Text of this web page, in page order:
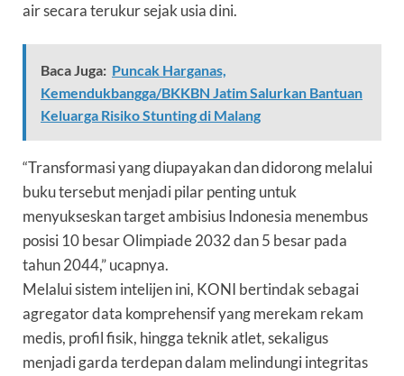
air secara terukur sejak usia dini.
Baca Juga: Puncak Harganas,
Kemendukbangga/BKKBN Jatim Salurkan Bantuan
Keluarga Risiko Stunting di Malang
“Transformasi yang diupayakan dan didorong melalui
buku tersebut menjadi pilar penting untuk
menyukseskan target ambisius Indonesia menembus
posisi 10 besar Olimpiade 2032 dan 5 besar pada
tahun 2044,” ucapnya.
Melalui sistem intelijen ini, KONI bertindak sebagai
agregator data komprehensif yang merekam rekam
medis, profil fisik, hingga teknik atlet, sekaligus
menjadi garda terdepan dalam melindungi integritas